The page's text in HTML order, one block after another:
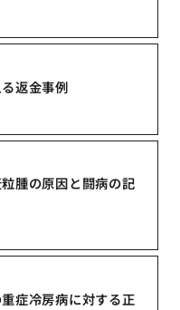
返金事例
腫の原因と闘病の記
症冷房病に対する正